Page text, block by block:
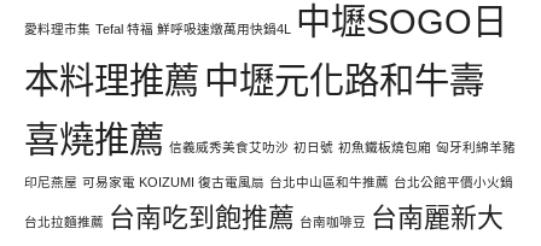
愛料理市集 Tefal 特福 鮮呼吸速燉萬用快鍋4L
中壢SOGO日
本料理推薦 中壢元化路和牛壽
喜燒推薦 信義威秀美食艾叻沙 初日號 初魚鐵板燒包廂 匈牙利綿羊豬
印尼燕屋 可易家電 KOIZUMI 復古電風扇 台北中山區和牛推薦 台北公館平價小火鍋
台北拉麵推薦 台南吃到飽推薦 台南咖啡豆 台南麗新大